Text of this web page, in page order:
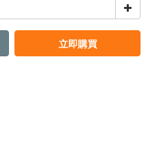
立即購買